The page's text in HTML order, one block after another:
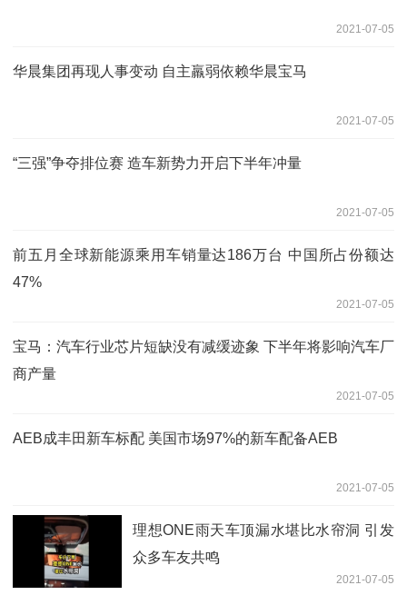
2021-07-05
华晨集团再现人事变动 自主羸弱依赖华晨宝马
2021-07-05
“三强”争夺排位赛 造车新势力开启下半年冲量
2021-07-05
前五月全球新能源乘用车销量达186万台 中国所占份额达
47%
2021-07-05
宝马：汽车行业芯片短缺没有减缓迹象 下半年将影响汽车厂
商产量
2021-07-05
AEB成丰田新车标配 美国市场97%的新车配备AEB
2021-07-05
理想ONE雨天车顶漏水堪比水帘洞 引发
众多车友共鸣
2021-07-05